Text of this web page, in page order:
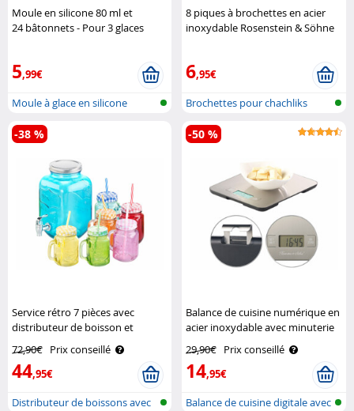
Moule en silicone 80 ml et
24 bâtonnets - Pour 3 glaces
5,99€
Moule à glace en silicone
8 piques à brochettes en acier
inoxydable Rosenstein & Söhne
6,95€
Brochettes pour chachliks
Service rétro 7 pièces avec
distributeur de boisson et
72,90€ Prix conseillé
44,95€
-38 %
Distributeur de boissons avec
Balance de cuisine numérique en
acier inoxydable avec minuterie
Rosenstein & Söhne
29,90€ Prix conseillé
14,95€
-50 %
Balance de cuisine digitale avec